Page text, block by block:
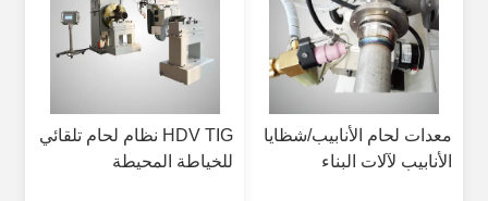
معدات لحام الأنابيب/شظايا
الأنابيب لآلات البناء
HDV TIG نظام لحام تلقائي
للخياطة المحيطة